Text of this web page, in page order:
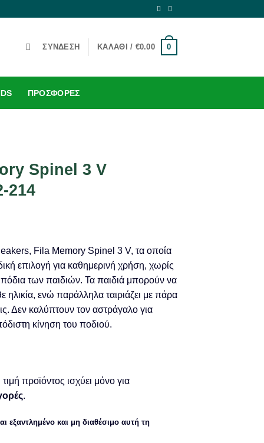
ΣΎΝΔΕΣΗ ΚΑΛΆΘΙ / €0.00 0
ΠΡΟΣΦΟΡΈΣ
Spinel 3 V
214
Fila Memory Spinel 3 V, τα οποία
επιλογή για καθημερινή χρήση, χωρίς
των παιδιών. Τα παιδιά μπορούν να
ηλικία, ενώ παράλληλα ταιριάζει με πάρα
Δεν καλύπτουν τον αστράγαλο για
κίνηση του ποδιού.
προϊόντος ισχύει μόνο για
.
εξαντλημένο και μη διαθέσιμο αυτή τη